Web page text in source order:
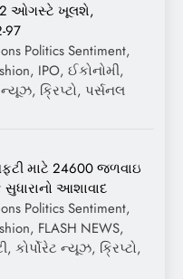
12 ઓગસ્ટે ખૂલશે,
97
Politics Sentiment,
IPO, ઈકોનોમી,
ન્યૂઝ, ક્રિપ્ટો, પર્સનલ
માટે 24600 જળવાઇ
આશાવાદ
Politics Sentiment,
FLASH NEWS,
કોર્પોરેટ ન્યૂઝ, ક્રિપ્ટો,